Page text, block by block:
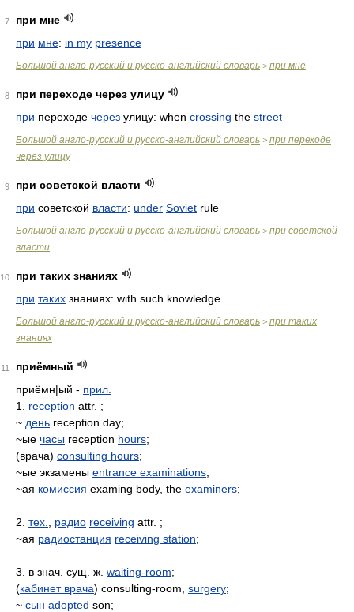
7
при мне
при мне: in my presence
Большой англо-русский и русско-английский словарь > при мне
8
при переходе через улицу
при переходе через улицу: when crossing the street
Большой англо-русский и русско-английский словарь > при переходе
через улицу
9
при советской власти
при советской власти: under Soviet rule
Большой англо-русский и русско-английский словарь > при советской
власти
10
при таких знаниях
при таких знаниях: with such knowledge
Большой англо-русский и русско-английский словарь > при таких
знаниях
11
приёмный
приёмн|ый - прил.
1. reception attr. ;
~ день reception day;
~ые часы reception hours;
(врача) consulting hours;
~ые экзамены entrance examinations;
~aя комиссия examing body, the examiners;
2. тех. радио receiving attr. ;
~ая радиостанция receiving station;
3. в знач. сущ. ж. waiting-room;
(кабинет врача) consulting-room, surgery;
~ сын adopted son;